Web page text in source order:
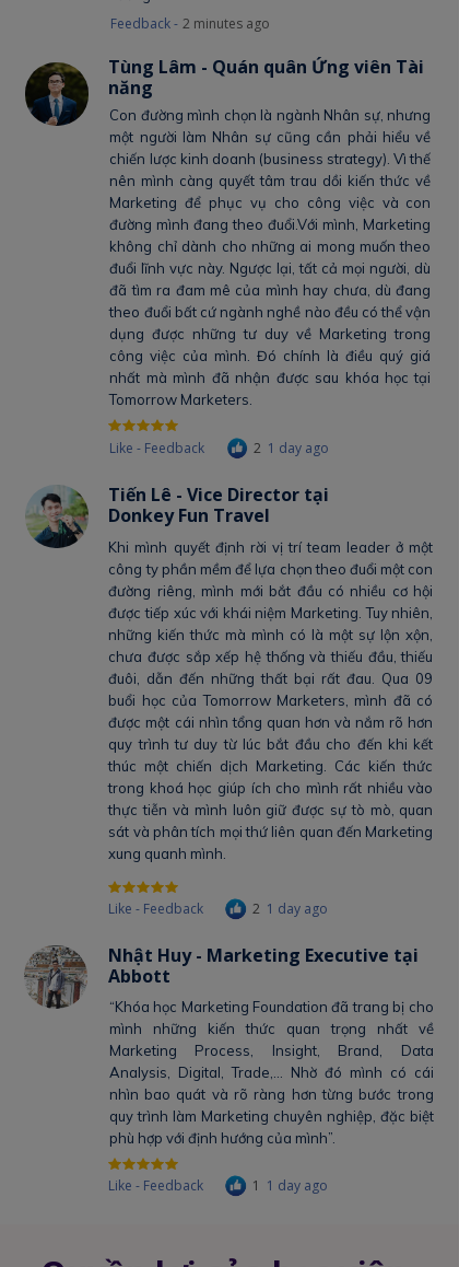
Feedback - 2 minutes ago
Con đường mình chọn là ngành Nhân sự, nhưng
một người làm Nhân sự cũng cần phải hiểu về
chiến lược kinh doanh (business strategy). Vì thế
nên mình càng quyết tâm trau dồi kiến thức về
Marketing để phục vụ cho công việc và con
đường mình đang theo đuổi.Với mình, Marketing
không chỉ dành cho những ai mong muốn theo
đuổi lĩnh vực này. Ngược lại, tất cả mọi người, dù
đã tìm ra đam mê của mình hay chưa, dù đang
theo đuổi bất cứ ngành nghề nào đều có thể vận
dụng được những tư duy về Marketing trong
công việc của mình. Đó chính là điều quý giá
nhất mà mình đã nhận được sau khóa học tại
Tomorrow Marketers.
Tùng Lâm - Quán quân Ứng viên Tài
năng
Like - Feedback 2 1 day ago
Khi mình quyết định rời vị trí team leader ở một
công ty phần mềm để lựa chọn theo đuổi một con
đường riêng, mình mới bắt đầu có nhiều cơ hội
được tiếp xúc với khái niệm Marketing. Tuy nhiên,
những kiến thức mà mình có là một sự lộn xộn,
chưa được sắp xếp hệ thống và thiếu đầu, thiếu
đuôi, dẫn đến những thất bại rất đau. Qua 09
buổi học của Tomorrow Marketers, mình đã có
được một cái nhìn tổng quan hơn và nắm rõ hơn
quy trình tư duy từ lúc bắt đầu cho đến khi kết
thúc một chiến dịch Marketing. Các kiến thức
trong khoá học giúp ích cho mình rất nhiều vào
thực tiễn và mình luôn giữ được sự tò mò, quan
sát và phân tích mọi thứ liên quan đến Marketing
xung quanh mình.
Tiến Lê - Vice Director tại
Donkey Fun Travel
Like - Feedback 2 1 day ago
“Khóa học Marketing Foundation đã trang bị cho
mình những kiến thức quan trọng nhất về
Marketing Process, Insight, Brand, Data
Analysis, Digital, Trade,... Nhờ đó mình có cái
nhìn bao quát và rõ ràng hơn từng bước trong
quy trình làm Marketing chuyên nghiệp, đặc biệt
phù hợp với định hướng của mình”.
Nhật Huy - Marketing Executive tại
Abbott
Like - Feedback 1 1 day ago